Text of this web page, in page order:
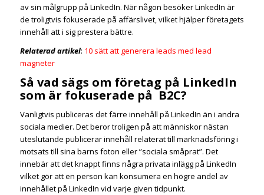
av sin målgrupp på LinkedIn. När någon besöker LinkedIn är
de troligtvis fokuserade på affärslivet, vilket hjälper företagets
innehåll att i sig prestera bättre.
Relaterad artikel: 10 sätt att generera leads med lead
magneter
Så vad sägs om företag på LinkedIn
som är fokuserade på B2C?
Vanligtvis publiceras det färre innehåll på LinkedIn än i andra
sociala medier. Det beror troligen på att människor nästan
uteslutande publicerar innehåll relaterat till marknadsföring i
motsats till sina barns foton eller ”sociala småprat”. Det
innebär att det knappt finns några privata inlägg på LinkedIn
vilket gör att en person kan konsumera en högre andel av
innehållet på LinkedIn vid varje given tidpunkt.